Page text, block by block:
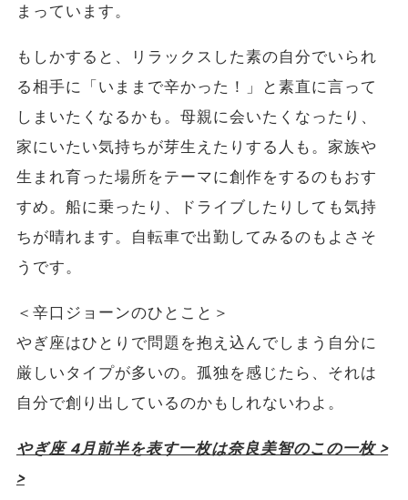
まっています。
もしかすると、リラックスした素の自分でいられ
る相手に「いままで辛かった！」と素直に言って
しまいたくなるかも。母親に会いたくなったり、
家にいたい気持ちが芽生えたりする人も。家族や
生まれ育った場所をテーマに創作をするのもおす
すめ。船に乗ったり、ドライブしたりしても気持
ちが晴れます。自転車で出勤してみるのもよさそ
うです。
＜辛口ジョーンのひとこと＞
やぎ座はひとりで問題を抱え込んでしまう自分に
厳しいタイプが多いの。孤独を感じたら、それは
自分で創り出しているのかもしれないわよ。
やぎ座 4月前半を表す一枚は奈良美智のこの一枚 >
>